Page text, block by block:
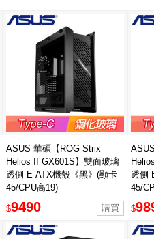
ASUS 華碩【ROG Strix
Helios II GX601S】雙面玻璃
透側 E-ATX機殼《黑》(顯卡
45/CPU高19)
$9490
透側
45/
$